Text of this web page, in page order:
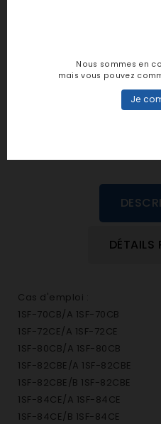
personne n'a encore posté
DÉTAILS
Cas d'emploi :
1SF-70CB/A 1SF-70CB
1SF-72CE/A 1SF-72CE
1SF-80CB/A 1SF-80CB
1SF-82CBE/A 1SF-82CBE
1SF-82CBE/B 1SF-82CBE
1SF-84CE/A 1SF-84CE
1SF-84CE/B 1SF-84CE
Nous sommes en
mais vous pouvez
Je